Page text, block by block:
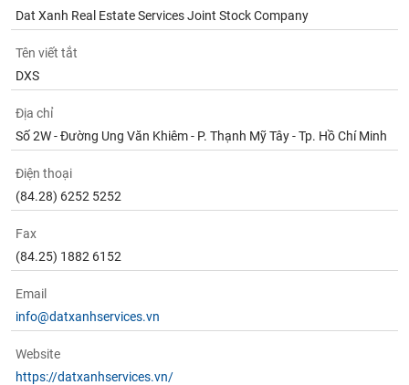
Dat Xanh Real Estate Services Joint Stock Company
Tên viết tắt
DXS
Địa chỉ
Số 2W - Đường Ung Văn Khiêm - P. Thạnh Mỹ Tây - Tp. Hồ Chí Minh
Điện thoại
(84.28) 6252 5252
Fax
(84.25) 1882 6152
Email
info@datxanhservices.vn
Website
https://datxanhservices.vn/